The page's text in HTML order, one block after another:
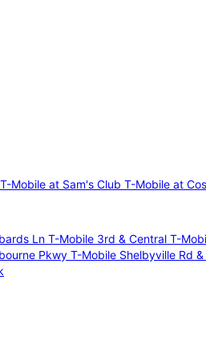
T-Mobile at Sam's Club T-Mobile at
Ln T-Mobile 3rd & Central T-
Pkwy T-Mobile Shelbyville Rd